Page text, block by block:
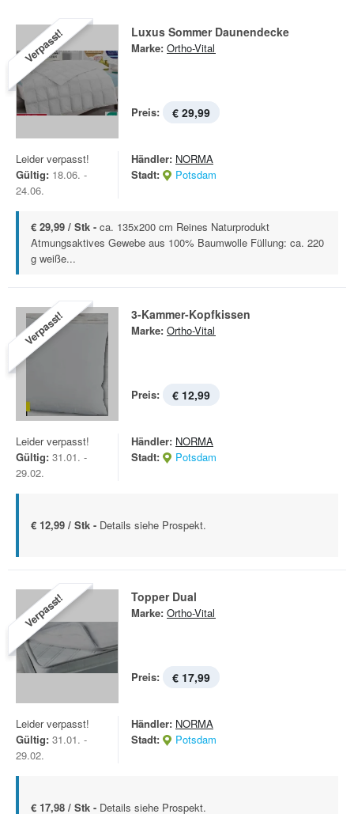
Verpasst! Luxus Sommer Daunendecke
Marke: Ortho-Vital
Preis: € 29,99
Leider verpasst!
Gültig: 18.06. -
24.06.
Händler: NORMA
Stadt:
Potsdam
€ 29,99 / Stk - ca. 135x200 cm Reines Naturprodukt
Atmungsaktives Gewebe aus 100% Baumwolle Füllung: ca. 220
g weiße...
Verpasst! 3-Kammer-Kopfkissen
Marke: Ortho-Vital
Preis: € 12,99
Leider verpasst!
Gültig: 31.01. -
29.02.
Händler: NORMA
Stadt:
Potsdam
€ 12,99 / Stk - Details siehe Prospekt.
Verpasst! Topper Dual
Marke: Ortho-Vital
Preis: € 17,99
Leider verpasst!
Gültig: 31.01. -
29.02.
Händler: NORMA
Stadt:
Potsdam
€ 17,98 / Stk - Details siehe Prospekt.